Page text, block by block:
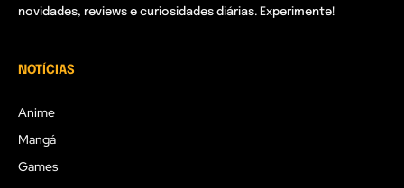
novidades, reviews e curiosidades diárias. Experimente!
NOTÍCIAS
Anime
Mangá
Games